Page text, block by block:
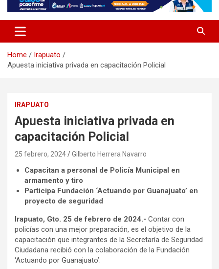
Home
Irapuato
Apuesta iniciativa privada en capacitación Policial
IRAPUATO
Apuesta iniciativa privada en
capacitación Policial
25 febrero, 2024 Gilberto Herrera Navarro
Capacitan a personal de Policía Municipal en
armamento y tiro
Participa Fundación ‘Actuando por Guanajuato’ en
proyecto de seguridad
Irapuato, Gto. 25 de febrero de 2024.- Contar con
policías con una mejor preparación, es el objetivo de la
capacitación que integrantes de la Secretaría de Seguridad
Ciudadana recibió con la colaboración de la Fundación
‘Actuando por Guanajuato’.